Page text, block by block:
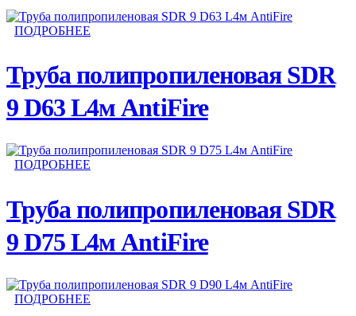
ПОДРОБНЕЕ
Труба полипропиленовая SDR
9 D63 L4м AntiFire
ПОДРОБНЕЕ
Труба полипропиленовая SDR
9 D75 L4м AntiFire
ПОДРОБНЕЕ